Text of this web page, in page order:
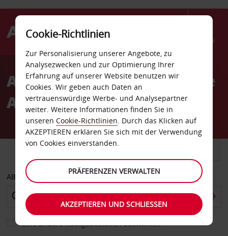
Menü
AvisAutovermietung Nashville
Avis
ABHOLEN VON
Eine andere Rückgabestation auswählen
Cookie-Richtlinien
Zur Personalisierung unserer Angebote, zu
Analysezwecken und zur Optimierung Ihrer
Erfahrung auf unserer Website benutzen wir
Cookies. Wir geben auch Daten an
vertrauenswürdige Werbe- und Analysepartner
weiter. Weitere Informationen finden Sie in
unseren Cookie-Richtlinien. Durch das Klicken auf
AKZEPTIEREN erklären Sie sich mit der Verwendung
von Cookies einverstanden.
PRÄFERENZEN VERWALTEN
AKZEPTIEREN UND SCHLIESSEN